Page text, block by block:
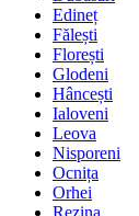
Edineț
Fălești
Florești
Glodeni
Hâncești
Ialoveni
Leova
Nisporeni
Ocnița
Orhei
Rezina